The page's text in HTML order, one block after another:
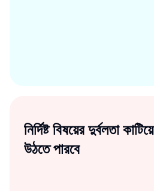
নির্দিষ্ট বিষয়ের দুর্বলতা কাটিয়ে
উঠতে পারবে